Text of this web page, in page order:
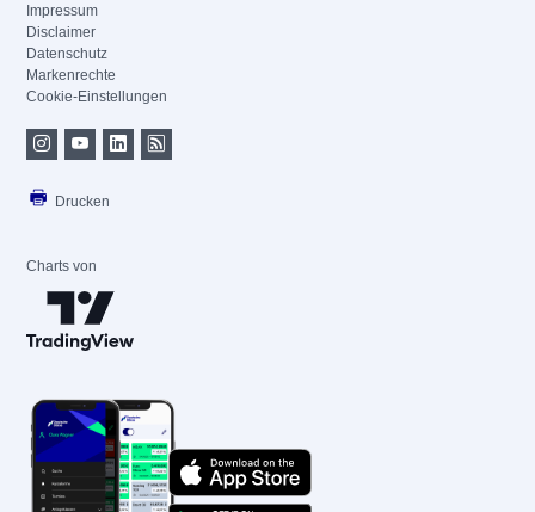
Impressum
Disclaimer
Datenschutz
Markenrechte
Cookie-Einstellungen
Drucken
Charts von